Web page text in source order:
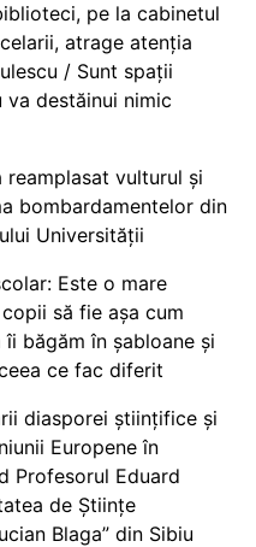
pe la cabinetul
atrage atenția
/ Sunt spații
destăinui nimic
reamplasat vulturul și
bombardamentelor din
Universității
Este o mare
să fie așa cum
băgăm în șabloane și
ce fac diferit
diasporei științifice și
Europene în
Profesorul Eduard
de Științe
Blaga” din Sibiu